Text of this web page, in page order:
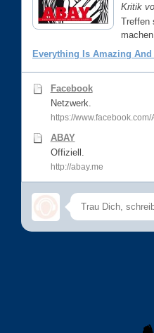
Kritik
Treffen
Everything Is Amazing
Facebook
Netzwerk.
https://www.facebook.com/
ABAY
Offiziell.
http://abay.me